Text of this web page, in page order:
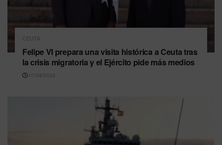
CEUTA
Felipe VI prepara una visita histórica a Ceuta tras
la crisis migratoria y el Ejército pide más medios
07/08/2026